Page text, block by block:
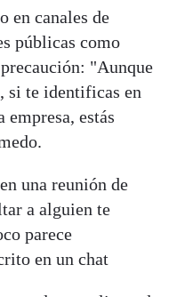
en canales de
públicas como
"Aunque
si te identificas en
empresa, estás
una reunión de
a alguien te
parece
en un chat